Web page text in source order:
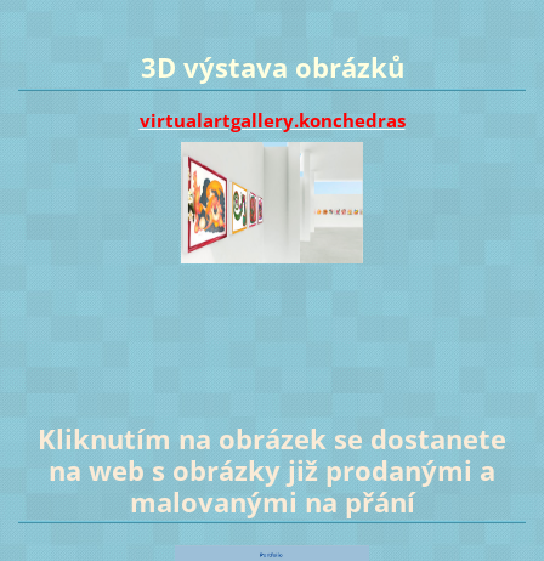
3D výstava obrázků
virtualartgallery.konchedras
Kliknutím na obrázek se dostanete
na web s obrázky již prodanými a
malovanými na přání